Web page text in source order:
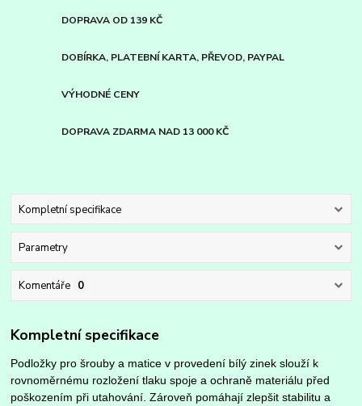
DOPRAVA OD 139 KČ
DOBÍRKA, PLATEBNÍ KARTA, PŘEVOD, PAYPAL
VÝHODNÉ CENY
DOPRAVA ZDARMA NAD 13 000 KČ
Kompletní specifikace
Parametry
Komentáře 0
Kompletní specifikace
Podložky pro šrouby a matice v provedení bílý zinek slouží k
rovnoměrnému rozložení tlaku spoje a ochraně materiálu před
poškozením při utahování. Zároveň pomáhají zlepšit stabilitu a